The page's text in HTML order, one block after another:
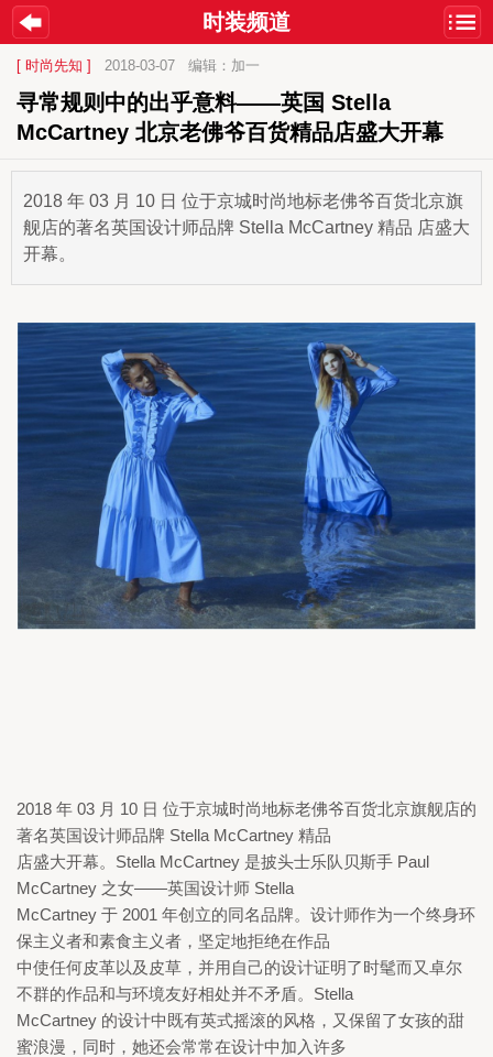
时装频道
[ 时尚先知 ] 2018-03-07 编辑：加一
寻常规则中的出乎意料——英国 Stella
McCartney 北京老佛爷百货精品店盛大开幕
2018 年 03 月 10 日 位于京城时尚地标老佛爷百货北京旗
舰店的著名英国设计师品牌 Stella McCartney 精品 店盛大
开幕。
2018 年 03 月 10 日 位于京城时尚地标老佛爷百货北京旗舰店的
著名英国设计师品牌 Stella McCartney 精品
店盛大开幕。 Stella McCartney 是披头士乐队贝斯手 Paul
McCartney 之女——英国设计师 Stella
McCartney 于 2001 年创立的同名品牌。设计师作为一个终身环
保主义者和素食主义者，坚定地拒绝在作品
中使任何皮革以及皮草，并用自己的设计证明了时髦而又卓尔
不群的作品和与环境友好相处并不矛盾。 Stella
McCartney 的设计中既有英式摇滚的风格，又保留了女孩的甜
蜜浪漫，同时，她还会常常在设计中加入许多